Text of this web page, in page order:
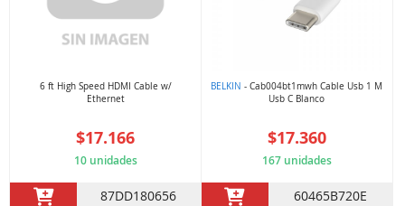
6 ft High Speed HDMI Cable w/
Ethernet
$17.166
10 unidades
87DD180656
BELKIN - Cab004bt1mwh Cable Usb 1 M
Usb C Blanco
$17.360
167 unidades
60465B720E